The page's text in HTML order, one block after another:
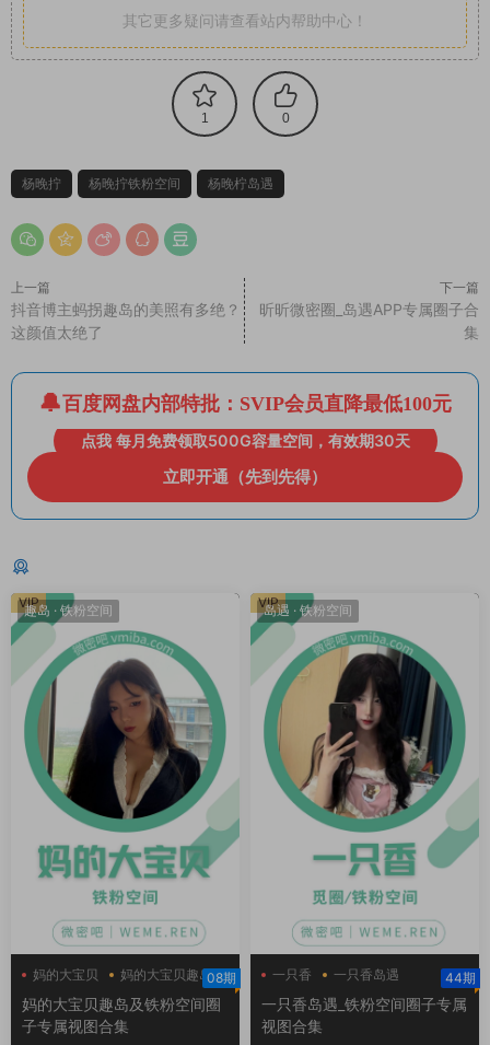
其它更多疑问请查看站内帮助中心！
1 0
杨晚拧 杨晚拧铁粉空间 杨晚柠岛遇
上一篇
抖音博主蚂拐趣岛的美照有多绝？
这颜值太绝了
下一篇
昕昕微密圈_岛遇APP专属圈子合
集
百度网盘内部特批：SVIP会员直降最低100元
点我 每月免费领取500G容量空间，有效期30天
立即开通（先到先得）
趣岛 · 铁粉空间
妈的大宝贝
妈的大宝贝趣岛
妈的大宝贝铁粉空间
08期
妈的大宝贝趣岛及铁粉空间圈
子专属视图合集
VIP 岛遇 · 铁粉空间
一只香
一只香岛遇
一只香铁粉空间
44期
一只香岛遇_铁粉空间圈子专属
视图合集
VIP